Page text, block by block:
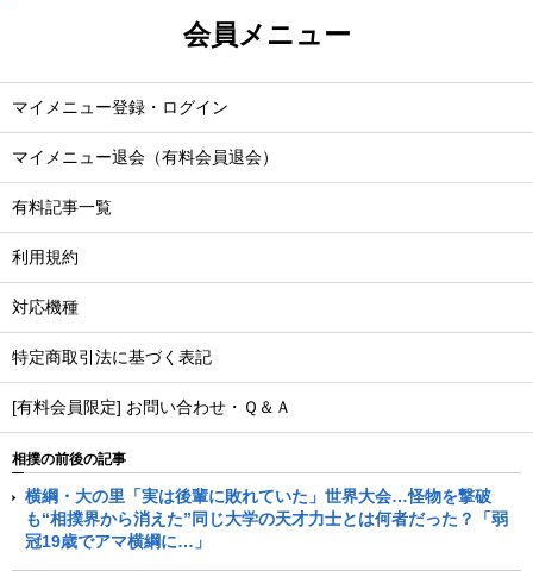
会員メニュー
マイメニュー登録・ログイン
マイメニュー退会（有料会員退会）
有料記事一覧
利用規約
対応機種
特定商取引法に基づく表記
[有料会員限定] お問い合わせ・Ｑ＆Ａ
相撲の前後の記事
横綱・大の里「実は後輩に敗れていた」世界大会…怪物を撃破
も“相撲界から消えた”同じ大学の天才力士とは何者だった？「弱
冠19歳でアマ横綱に…」